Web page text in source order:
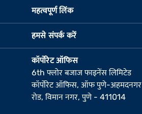
महत्वपूर्ण लिंक
हमसे संपर्क करें
कॉर्पोरेट ऑफिस
6th फ्लोर बजाज फाइनेंस लिमिटेड
कॉर्पोरेट ऑफिस, ऑफ पुणे-अहमदनगर
रोड, विमान नगर, पुणे - 411014